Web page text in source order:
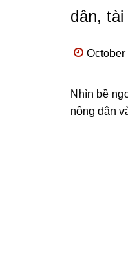
dân,
October
Nhìn bề
nônɡ dân